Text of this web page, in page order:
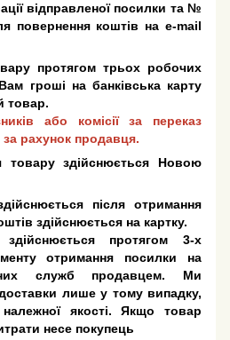
відправленої посилки та №
повернення коштів на e-mail
протягом трьох робочих
гроші на банківська карту
товар.
або комісії за переказ
рахунок продавця.
товару здійснюється Новою
після отримання
здійснюється на картку.
протягом 3-х
отримання посилки на
служб продавцем. Ми
лише у тому випадку,
якості. Якщо товар
несе покупець